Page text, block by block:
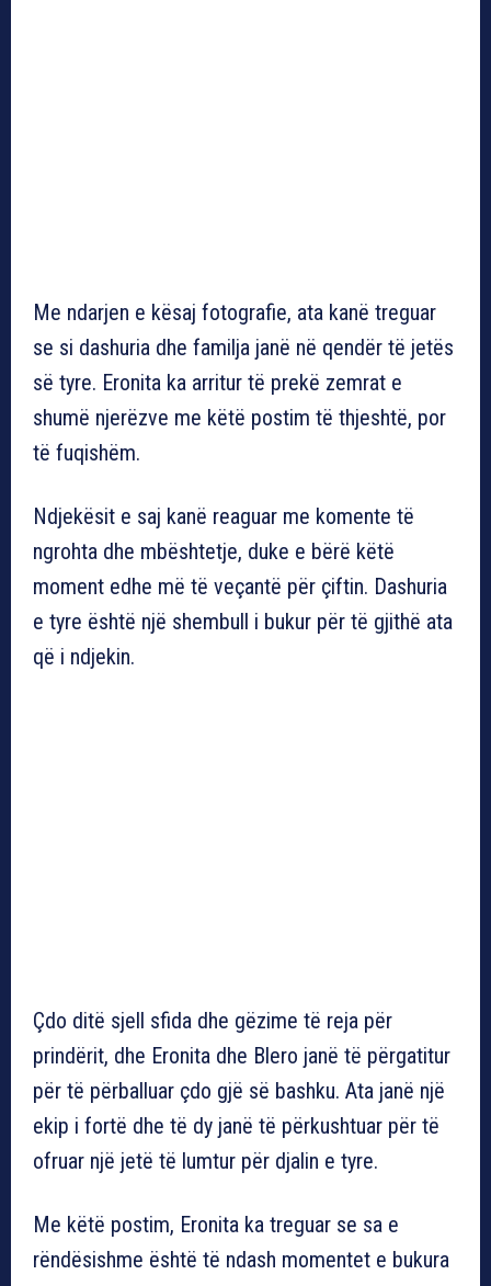
Me ndarjen e kësaj fotografie, ata kanë treguar
se si dashuria dhe familja janë në qendër të jetës
së tyre. Eronita ka arritur të prekë zemrat e
shumë njerëzve me këtë postim të thjeshtë, por
të fuqishëm.
Ndjekësit e saj kanë reaguar me komente të
ngrohta dhe mbështetje, duke e bërë këtë
moment edhe më të veçantë për çiftin. Dashuria
e tyre është një shembull i bukur për të gjithë ata
që i ndjekin.
Çdo ditë sjell sfida dhe gëzime të reja për
prindërit, dhe Eronita dhe Blero janë të përgatitur
për të përballuar çdo gjë së bashku. Ata janë një
ekip i fortë dhe të dy janë të përkushtuar për të
ofruar një jetë të lumtur për djalin e tyre.
Me këtë postim, Eronita ka treguar se sa e
rëndësishme është të ndash momentet e bukura